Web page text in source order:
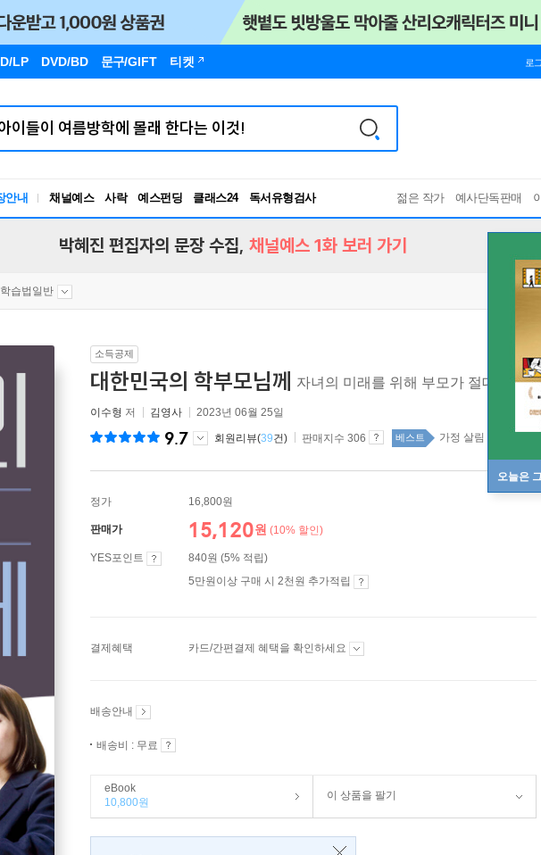
LP DVD/BD 문구/GIFT 티켓 로
안내 채널예스 사락 예스펀딩 클래스24
독서유형검사
RBTI Lab
젊은 작가 예사단독판매
오늘은
박혜진 편집자의 문장 수집, 채널예스 1화 보러 가기
학습법일반
소득공제
대한민국의 학부모님께 자녀의 미래를 위해 부모가 절대 놓치
이수형 저 김영사 2023년 06월 25일
9.7 회원리뷰(39건) 판매지수 306 베스트 가정 살림 top20 2주
정가 16,800원
판매가 15,120원 (10% 할인)
YES포인트
840원 (5% 적립)
5만원이상 구매 시 2천원 추가적립
결제혜택 카드/간편결제 혜택을 확인하세요
배송안내
배송비 : 무료
eBook
10,800원
이 상품을 팔기